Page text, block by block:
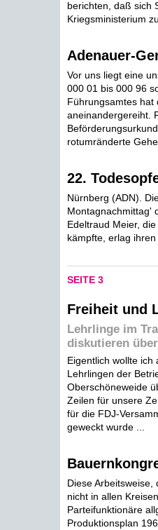
berichten, daß sich
Kriegsministerium
Adenauer-
Vor uns liegt eine
000 01 bis 000 96
Führungsamtes hat
aneinandergereiht.
rotumränderte
22.
Nürnberg (ADN).
Montagnachmittag'
Edeltraud Meier,
kämpfte, erlag
SEITE 3
Freiheit und
Lehrlinge im
diskutieren
Eigentlich wollte ich
Lehrlingen der
Oberschöneweide
Zeilen für unsere
für die FDJ-
geweckt wurde ...
Diese
nicht in allen
Parteifunktionäre
Produktionsplan